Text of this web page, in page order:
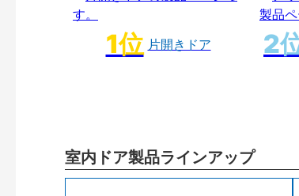
片開きドア
室内ドア製品ラインアップ